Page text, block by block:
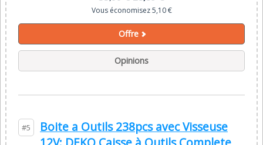
Vous économisez 5,10 €
Offre
Opinions
#5
Boite a Outils 238pcs avec Visseuse